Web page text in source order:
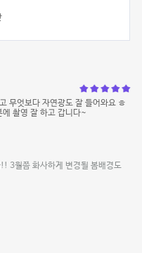
무엇보다 자연광도 잘 들어와요 ㅎ
촬영 잘 하고 갑니다~
3월쯤 화사하게 변경될 봄배경도